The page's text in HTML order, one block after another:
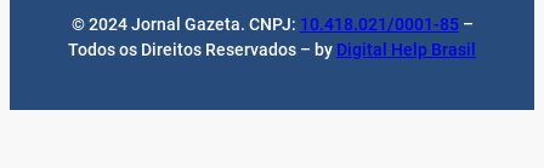
© 2024 Jornal Gazeta. CNPJ: 10.418.021/0001-85–
Todos os Direitos Reservados – by Digital Help Brasil